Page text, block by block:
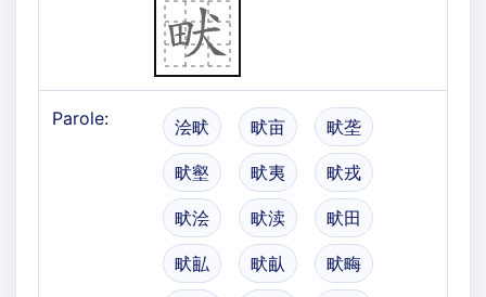
Parole: 浍畎 畎亩 畎垄
畎壑 畎夷 畎戎
畎浍 畎渎 畎田
畎畆 畎畒 畎畮